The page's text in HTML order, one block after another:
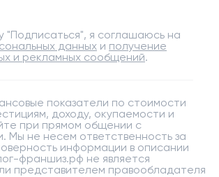
"Подписаться", я соглашаюсь на
данных и получение
и рекламных сообщений.
показатели по стоимости
доходу, окупаемости и
при прямом общении с
Мы не несем ответственность за
информации в описании
франшиз.рф не является
представителем правообладателя